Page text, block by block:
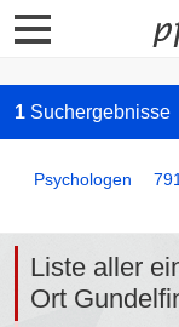
1 Suchergebnisse
Psychologen
Liste aller
Ort